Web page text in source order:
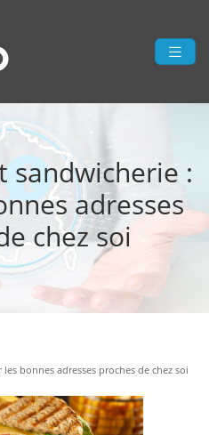
sandwicherie :
adresses
chez soi
bonnes adresses proches de chez soi